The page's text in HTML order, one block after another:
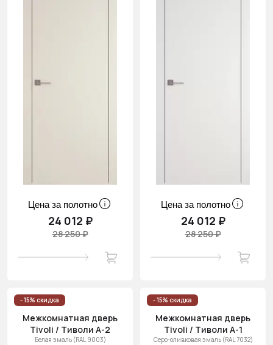
Цена за полотно
24 012 ₽
28 250 ₽
Цена за полотно
24 012 ₽
28 250 ₽
- 15% скидка
Межкомнатная дверь
Tivoli / Тиволи А-2
Белая эмаль (RAL 9003)
- 15% скидка
Межкомнатная дверь
Tivoli / Тиволи А-1
Серо-оливковая эмаль (RAL 7032)